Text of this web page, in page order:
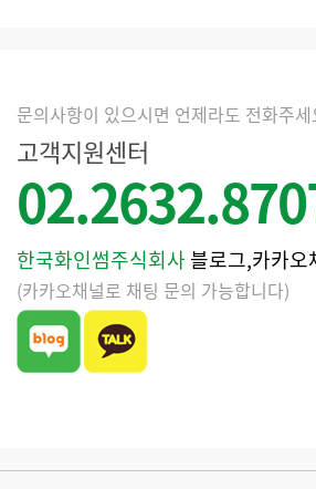
문의사항이 있으시면 언제라도 전화주세
고객지원센터
한국화인썸주식회사 블로그,카카오
(카카오채널로 채팅 문의 가능합니다)